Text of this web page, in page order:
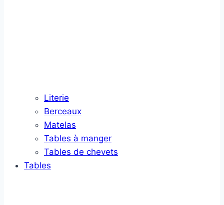
Literie
Berceaux
Matelas
Tables à manger
Tables de chevets
Tables